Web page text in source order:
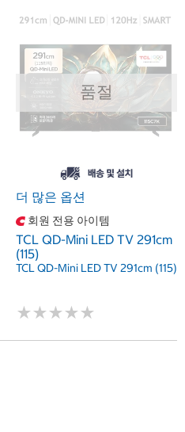
품절
더 많은 옵션
회원 전용 아이템
TCL QD-Mini LED TV 291cm
(115)
TCL QD-Mini LED TV 291cm (115)
★★★★★
★★★★★